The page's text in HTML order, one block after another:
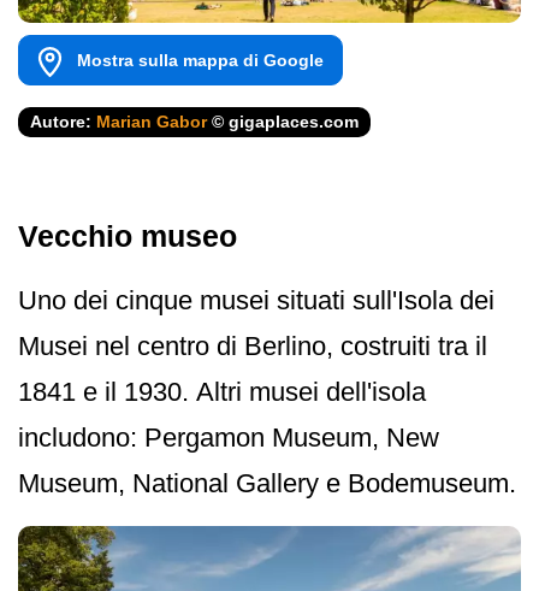
Mostra sulla mappa di Google
Autore: Marian Gabor© gigaplaces.com
Vecchio museo
Uno dei cinque musei situati sull'Isola dei
Musei nel centro di Berlino, costruiti tra il
1841 e il 1930. Altri musei dell'isola
includono: Pergamon Museum, New
Museum, National Gallery e Bodemuseum.